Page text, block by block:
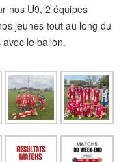
nos U9, 2 équipes
jeunes tout au long du
le ballon.